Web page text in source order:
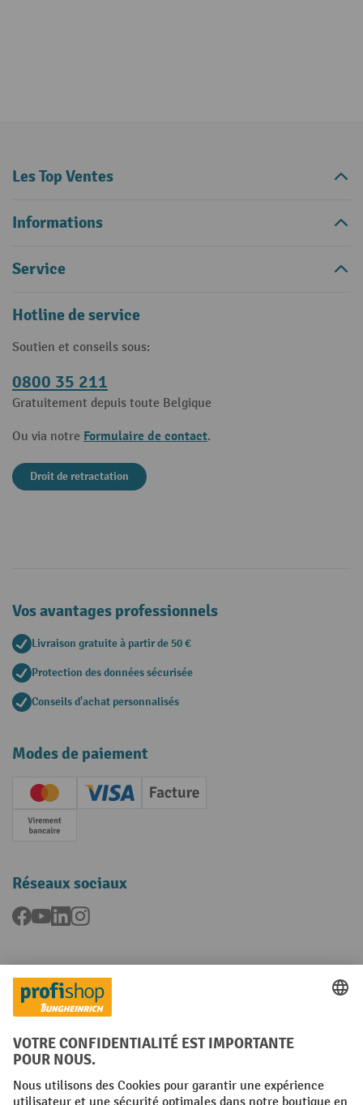
Les Top Ventes
Informations
Service
Hotline de service
Soutien et conseils sous:
0800 35 211
Gratuitement depuis toute Belgique
Ou via notre Formulaire de contact.
Droit de retractation
Vos avantages professionnels
Livraison gratuite à partir de 50 €
Protection des données sécurisée
Conseils d'achat personnalisés
Modes de paiement
Creditcard (Master)Creditcard (Visa)
Facture
Paiement anticipé
Réseaux sociaux
Facebook
YouTubeLinkedInInstagram
Langues
FR NL
Conditions générales Mentions légales